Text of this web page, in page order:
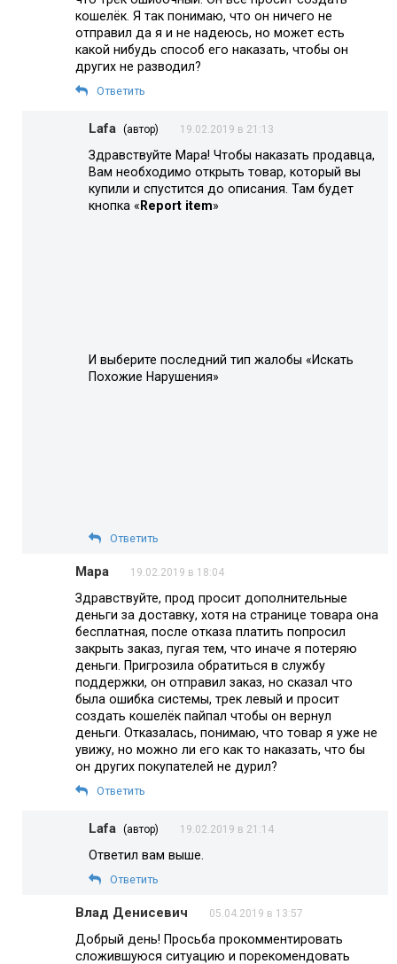
кошелёк. Я так понимаю, что он ничего не
отправил да я и не надеюсь, но может есть
какой нибудь способ его наказать, чтобы он
других не разводил?
Ответить
Lafa (автор) 19.02.2019 в 21:13
Здравствуйте Мара! Чтобы наказать продавца,
Вам необходимо открыть товар, который вы
купили и спустится до описания. Там будет
кнопка « Report item»
И выберите последний тип жалобы «Искать
Похожие Нарушения»
Ответить
Мара 19.02.2019 в 18:04
Здравствуйте, прод просит дополнительные
деньги за доставку, хотя на странице товара она
бесплатная, после отказа платить попросил
закрыть заказ, пугая тем, что иначе я потеряю
деньги. Пригрозила обратиться в службу
поддержки, он отправил заказ, но сказал что
была ошибка системы, трек левый и просит
создать кошелёк пайпал чтобы он вернул
деньги. Отказалась, понимаю, что товар я уже не
увижу, но можно ли его как то наказать, что бы
он других покупателей не дурил?
Ответить
Lafa (автор) 19.02.2019 в 21:14
Ответил вам выше.
Ответить
Влад Денисевич 05.04.2019 в 13:57
Добрый день! Просьба прокомментировать
сложившуюся ситуацию и порекомендовать